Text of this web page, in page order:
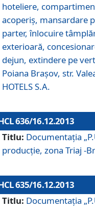
hoteliere,
acoperiş, mansardare
parter, înlocuire
exterioară,
dejun, extindere pe
Poiana Braşov, str.
HOTELS S.A.
636/16.12.2013
Titlu: Documentaţia
producţie, zona Triaj -
635/16.12.2013
Titlu: Documentaţia